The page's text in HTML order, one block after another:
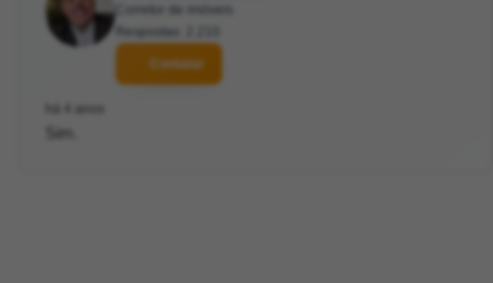
Corretor de imóveis
Respostas: 2.210
Contatar
há 4 anos
Sim.